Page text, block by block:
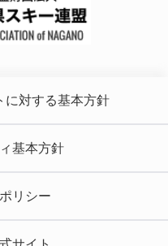
に対する基本方針
基本方針
リシー